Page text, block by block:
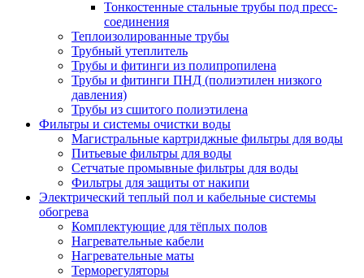
Тонкостенные стальные трубы под пресс-
соединения
Теплоизолированные трубы
Трубный утеплитель
Трубы и фитинги из полипропилена
Трубы и фитинги ПНД (полиэтилен низкого
давления)
Трубы из сшитого полиэтилена
Фильтры и системы очистки воды
Магистральные картриджные фильтры для воды
Питьевые фильтры для воды
Сетчатые промывные фильтры для воды
Фильтры для защиты от накипи
Электрический теплый пол и кабельные системы
обогрева
Комплектующие для тёплых полов
Нагревательные кабели
Нагревательные маты
Терморегуляторы